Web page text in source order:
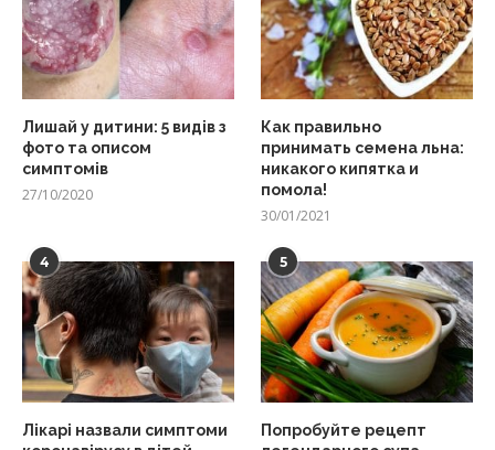
Лишай у дитини: 5 видів з
фото та описом
симптомів
27/10/2020
Как правильно
принимать семена льна:
никакого кипятка и
помола!
30/01/2021
4
Лікарі назвали симптоми
5
Попробуйте рецепт